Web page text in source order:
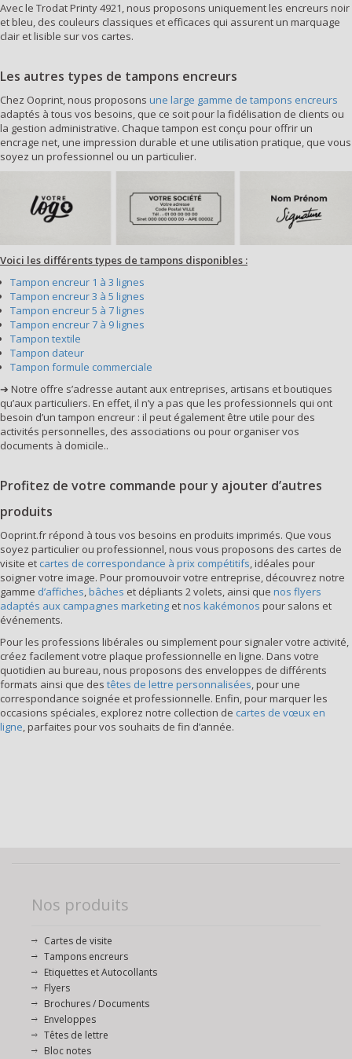
Avec le Trodat Printy 4921, nous proposons uniquement les encreurs noir
et bleu, des couleurs classiques et efficaces qui assurent un marquage
clair et lisible sur vos cartes.
Les autres types de tampons encreurs
Chez Ooprint, nous proposons une large gamme de tampons encreurs
adaptés à tous vos besoins, que ce soit pour la fidélisation de clients ou
la gestion administrative. Chaque tampon est conçu pour offrir un
encrage net, une impression durable et une utilisation pratique, que vous
soyez un professionnel ou un particulier.
Voici les différents types de tampons disponibles :
Tampon encreur 1 à 3 lignes
Tampon encreur 3 à 5 lignes
Tampon encreur 5 à 7 lignes
Tampon encreur 7 à 9 lignes
Tampon textile
Tampon dateur
Tampon formule commerciale
➔ Notre offre s’adresse autant aux entreprises, artisans et boutiques
qu’aux particuliers. En effet, il n’y a pas que les professionnels qui ont
besoin d’un tampon encreur : il peut également être utile pour des
activités personnelles, des associations ou pour organiser vos
documents à domicile..
Profitez de votre commande pour y ajouter d’autres
produits
Ooprint.fr répond à tous vos besoins en produits imprimés. Que vous
soyez particulier ou professionnel, nous vous proposons des cartes de
visite et cartes de correspondance à prix compétitifs, idéales pour
soigner votre image. Pour promouvoir votre entreprise, découvrez notre
gamme d’affiches, bâches et dépliants 2 volets, ainsi que nos flyers
adaptés aux campagnes marketing et nos kakémonos pour salons et
événements.
Pour les professions libérales ou simplement pour signaler votre activité,
créez facilement votre plaque professionnelle en ligne. Dans votre
quotidien au bureau, nous proposons des enveloppes de différents
formats ainsi que des têtes de lettre personnalisées, pour une
correspondance soignée et professionnelle. Enfin, pour marquer les
occasions spéciales, explorez notre collection de cartes de vœux en
ligne, parfaites pour vos souhaits de fin d’année.
Nos produits
Cartes de visite
Tampons encreurs
Etiquettes et Autocollants
Flyers
Brochures / Documents
Enveloppes
Têtes de lettre
Bloc notes